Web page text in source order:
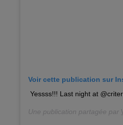
Voir cette publication sur
Yessss!!! Last night at
Une publication partagée par